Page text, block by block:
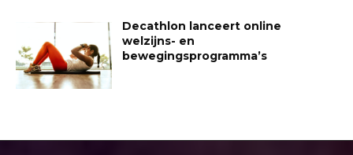
Decathlon lanceert online
welzijns- en
bewegingsprogramma’s